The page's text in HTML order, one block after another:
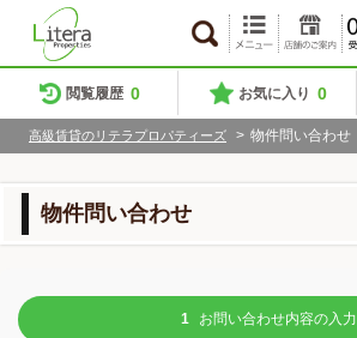
閲覧履歴 0 お気に入り 0
高級賃貸のリテラプロパティーズ > 物件問い合わせ
物件問い合わせ
1 お問い合わせ内容の入力